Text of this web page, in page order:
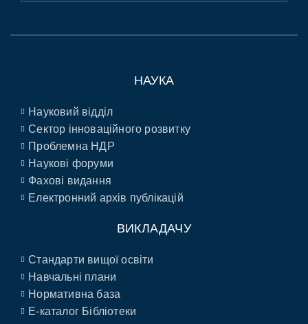
НАУКА
Науковий відділ
Сектор інноваційного розвитку
Проблемна НДР
Наукові форуми
Фахові видання
Електронний архів публікацій
ВИКЛАДАЧУ
Стандарти вищої освіти
Навчальні плани
Нормативна база
E-каталог Бібліотеки